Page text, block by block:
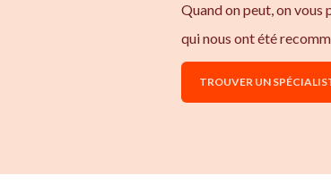
Quand on peut, on
qui nous ont été
TROUVER UN